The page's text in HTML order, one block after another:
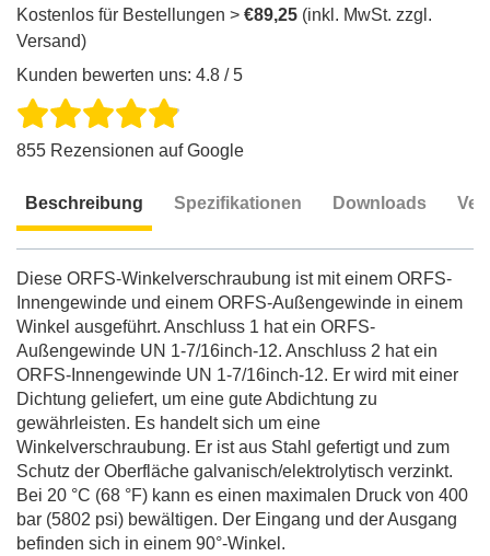
Kostenlos für Bestellungen > €89,25 (inkl. MwSt. zzgl.
Versand)
Kunden bewerten uns: 4.8 / 5
855 Rezensionen auf Google
Beschreibung Spezifikationen Downloads
Diese ORFS-Winkelverschraubung ist mit einem ORFS-
Innengewinde und einem ORFS-Außengewinde in einem
Winkel ausgeführt. Anschluss 1 hat ein ORFS-
Außengewinde UN 1-7/16inch-12. Anschluss 2 hat ein
ORFS-Innengewinde UN 1-7/16inch-12. Er wird mit einer
Dichtung geliefert, um eine gute Abdichtung zu
gewährleisten. Es handelt sich um eine
Winkelverschraubung. Er ist aus Stahl gefertigt und zum
Schutz der Oberfläche galvanisch/elektrolytisch verzinkt.
Bei 20 °C (68 °F) kann es einen maximalen Druck von 400
bar (5802 psi) bewältigen. Der Eingang und der Ausgang
befinden sich in einem 90°-Winkel.